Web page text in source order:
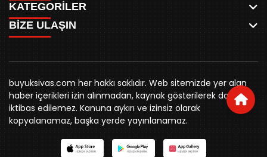
ANASAYFA
AKSU CANLI
MEYDAN CANLI
MEDRESELER CANLI
MERAKÜM CANLI
YUKARI TEKKE CANLI
KURUMSAL KİMLİK
REKLAM FİYATLARI
BİZE ULAŞIN
KÜNYE
RESMİ İLANLAR
KATEGORİLER
WHATSAPP
SPOR
SİYASET
BELEDİYE
SİVAS VALİLİĞİ
ÜNİVERSİTE
KURUMLAR
STK
YORUM
İLÇELER
BİZE ULAŞIN
0346 221 00 60
buyuksivashaber@gmail.com
Örtülüpınar Mah. İnönü Bulvarı Özkahya Apt. Kat:3 D:7
Sivas
buyuksivas.com her hakkı saklıdır. Web sitemizde yer alan
haber içerikleri izin alınmadan, kaynak gösterilerek dahi
iktibas edilemez. Kanuna aykırı ve izinsiz olarak
kopyalanamaz, başka yerde yayınlanamaz.